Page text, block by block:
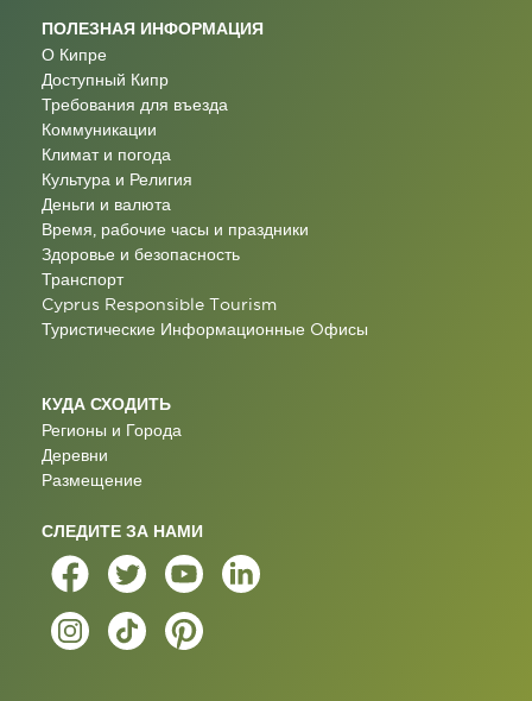
ПОЛЕЗНАЯ ИНФОРМАЦИЯ
О Кипре
Доступный Кипр
Требования для въезда
Коммуникации
Климат и погода
Культура и Религия
Деньги и валюта
Время, рабочие часы и праздники
Здоровье и безопасность
Транспорт
Cyprus Responsible Tourism
Туристические Информационные Oфисы
КУДА СХОДИТЬ
Регионы и Города
Деревни
Размещение
СЛЕДИТЕ ЗА НАМИ